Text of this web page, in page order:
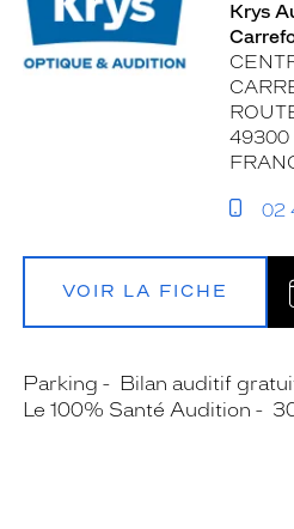
Krys
49300
02
VOIR LA FICHE
Parking
Bilan auditif
Le 100% Santé Audition